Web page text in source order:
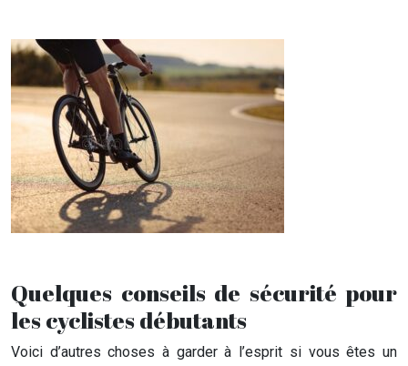
Quelques conseils de sécurité pour
les cyclistes débutants
Voici d’autres choses à garder à l’esprit si vous êtes un